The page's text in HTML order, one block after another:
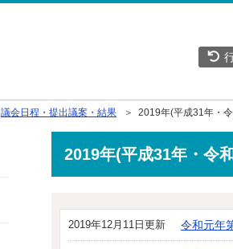
議会日程・提出議案・結果 ＞ 2019年(平成31年・令
2019年(平成31年・令和
2019年12月11日更新 令和元年